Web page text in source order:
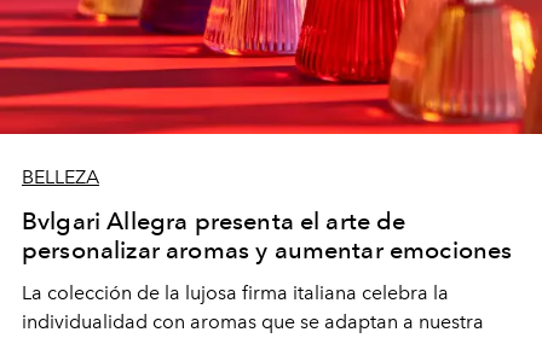
BELLEZA
Bvlgari Allegra presenta el arte de
personalizar aromas y aumentar emociones
La colección de la lujosa firma italiana celebra la
individualidad con aromas que se adaptan a nuestra